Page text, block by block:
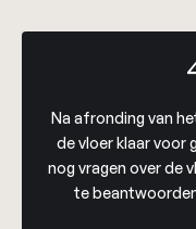
Na afronding van
de vloer klaar voor
nog vragen over de
te